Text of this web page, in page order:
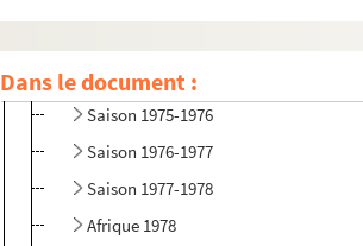
Dans le document :
Saison 1974-1975
Saison 1975-1976
Saison 1976-1977
Saison 1977-1978
Afrique 1978